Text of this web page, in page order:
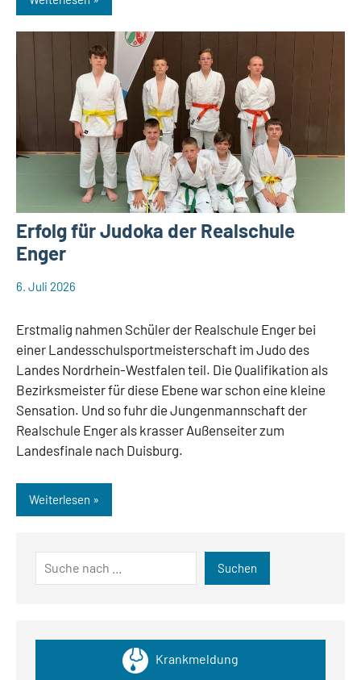
Erfolg für Judoka der Realschule
Enger
6. Juli 2026
web148
Erstmalig nahmen Schüler der Realschule Enger bei
einer Landesschulsportmeisterschaft im Judo des
Landes Nordrhein-Westfalen teil. Die Qualifikation als
Bezirksmeister für diese Ebene war schon eine kleine
Sensation. Und so fuhr die Jungenmannschaft der
Realschule Enger als krasser Außenseiter zum
Landesfinale nach Duisburg.
Weiterlesen
Suchen
Suchen
Krankmeldung